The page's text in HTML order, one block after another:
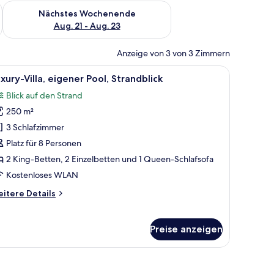
Aug. 14 - Aug. 16.
Nächstes Wochenende
Aug. 21 - Aug. 23
Überprüfe die Verfügbarkeit für nächstes Wochenende, Aug.
Anzeige von 3 von 3 Zimmern
Ein großes Haus mit Swimmingpool, Strand
50 Villa, eigener Pool, Strandblick
Blick auf den Strand
250 m²
3 Schlafzimmer
Platz für 8 Personen
2 King-Betten, 2 Einzelbetten und 1 Queen-Schlafsofa
Kostenloses WLAN
Details
Preise anzeigen